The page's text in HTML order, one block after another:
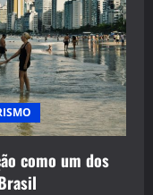
como um dos